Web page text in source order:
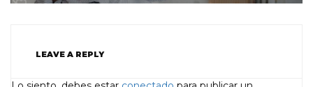
LEAVE A REPLY